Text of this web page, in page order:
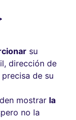
su
dirección de
de su
mostrar la
no la